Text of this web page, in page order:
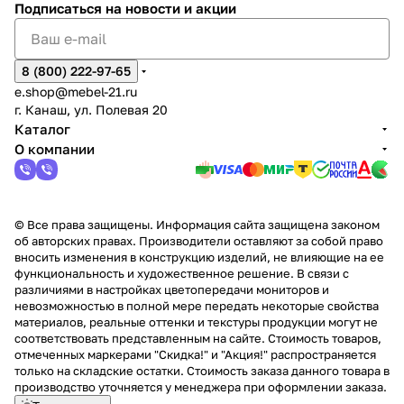
Подписаться на новости и акции
8 (800) 222-97-65
e.shop@mebel-21.ru
г. Канаш, ул. Полевая 20
Каталог
О компании
© Все права защищены. Информация сайта защищена законом
об авторских правах. Производители оставляют за собой право
вносить изменения в конструкцию изделий, не влияющие на ее
функциональность и художественное решение. В связи с
различиями в настройках цветопередачи мониторов и
невозможностью в полной мере передать некоторые свойства
материалов, реальные оттенки и текстуры продукции могут не
соответствовать представленным на сайте. Стоимость товаров,
отмеченных маркерами "Скидка!" и "Акция!" распространяется
только на складские остатки. Стоимость заказа данного товара в
производство уточняется у менеджера при оформлении заказа.